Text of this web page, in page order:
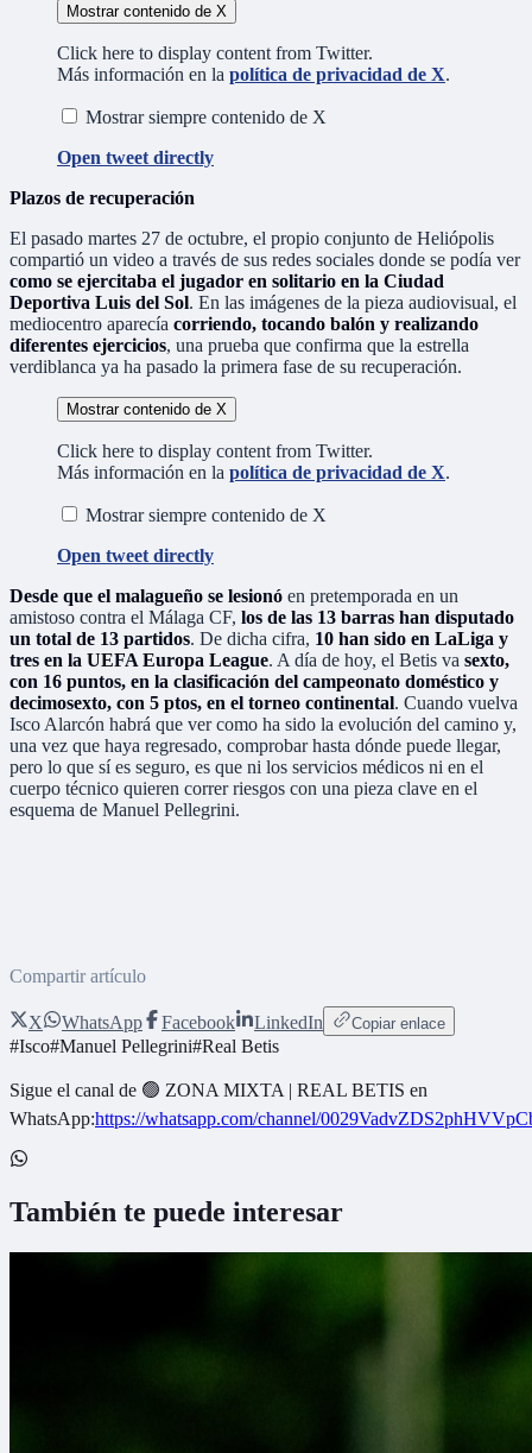
Mostrar contenido de X
Click here to display content from Twitter.
Más información en la política de privacidad de X.
Mostrar siempre contenido de X
Open tweet directly
Plazos de recuperación
El pasado martes 27 de octubre, el propio conjunto de Heliópolis
compartió un video a través de sus redes sociales donde se podía ver
como se ejercitaba el jugador en solitario en la Ciudad
Deportiva Luis del Sol. En las imágenes de la pieza audiovisual, el
mediocentro aparecía corriendo, tocando balón y realizando
diferentes ejercicios, una prueba que confirma que la estrella
verdiblanca ya ha pasado la primera fase de su recuperación.
Mostrar contenido de X
Click here to display content from Twitter.
Más información en la política de privacidad de X.
Mostrar siempre contenido de X
Open tweet directly
Desde que el malagueño se lesionó en pretemporada en un
amistoso contra el Málaga CF, los de las 13 barras han disputado
un total de 13 partidos. De dicha cifra, 10 han sido en LaLiga y
tres en la UEFA Europa League. A día de hoy, el Betis va sexto,
con 16 puntos, en la clasificación del campeonato doméstico y
decimosexto, con 5 ptos, en el torneo continental. Cuando vuelva
Isco Alarcón habrá que ver como ha sido la evolución del camino y,
una vez que haya regresado, comprobar hasta dónde puede llegar,
pero lo que sí es seguro, es que ni los servicios médicos ni en el
cuerpo técnico quieren correr riesgos con una pieza clave en el
esquema de Manuel Pellegrini.
Compartir artículo
X WhatsApp Facebook LinkedIn Copiar enlace
#Isco#Manuel Pellegrini#Real Betis
Sigue el canal de 🟢 ZONA MIXTA | REAL BETIS en
WhatsApp:https://whatsapp.com/channel/
También te puede interesar